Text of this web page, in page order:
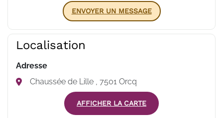
ENVOYER UN MESSAGE
Localisation
Adresse
Chaussée de Lille , 7501 Orcq
AFFICHER LA CARTE